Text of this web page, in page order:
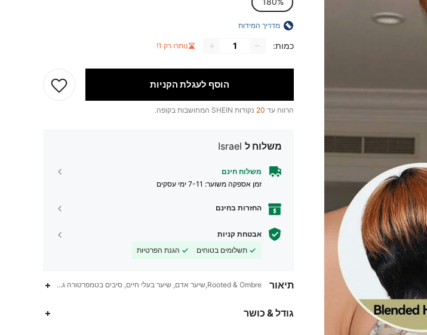
מדריך המידות
כמות: נותרו רק 1!
הוסף לעגלת הקניות
הרווח עד 20 נקודות SHEIN המחושבות בקופה.
משלוח ל Israel
משלוח חינם
זמן אספקה ​​משוער: 7-11 ימי עסקים
החזרות בחינם
אבטחת קניות
תשלומים בטוחים
הגנת הפרטיות
תיאור Rooted & Ombre,שיער אדם, שיער בעלי חיים, סיבים בטמפרטורה גבוהה,40%
גודל & כושר